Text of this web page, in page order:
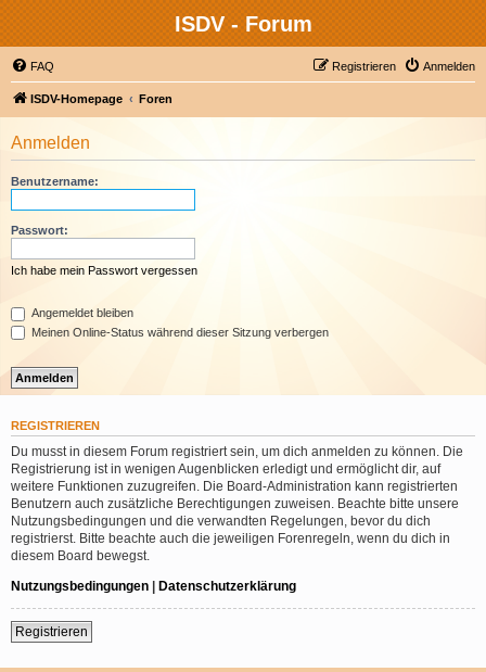
ISDV - Forum
FAQ Anmelden
Registrieren
ISDV-Homepage Foren
Anmelden
Benutzername:
Passwort:
Ich habe mein Passwort vergessen
Angemeldet bleiben
Meinen Online-Status während dieser Sitzung verbergen
REGISTRIEREN
Du musst in diesem Forum registriert sein, um dich anmelden zu können. Die
Registrierung ist in wenigen Augenblicken erledigt und ermöglicht dir, auf
weitere Funktionen zuzugreifen. Die Board-Administration kann registrierten
Benutzern auch zusätzliche Berechtigungen zuweisen. Beachte bitte unsere
Nutzungsbedingungen und die verwandten Regelungen, bevor du dich
registrierst. Bitte beachte auch die jeweiligen Forenregeln, wenn du dich in
diesem Board bewegst.
Nutzungsbedingungen | Datenschutzerklärung
Registrieren